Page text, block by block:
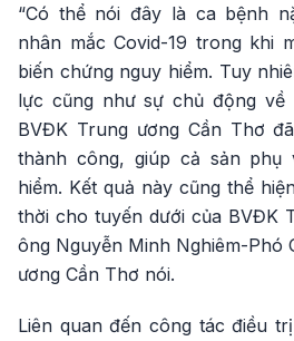
“Có thể nói đây là ca bệnh
nhân mắc Covid-19 trong khi
biến chứng nguy hiểm. Tuy
lực cũng như sự chủ động về
BVĐK Trung ương Cần Thơ
thành công, giúp cả sản
hiểm. Kết quả này cũng thể
thời cho tuyến dưới của BVĐK
ông Nguyễn Minh Nghiêm-Phó
ương Cần Thơ nói.
Liên quan đến công tác điều